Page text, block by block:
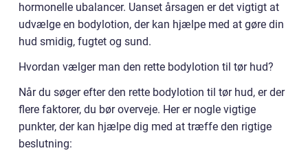
hormonelle ubalancer. Uanset årsagen er det vigtigt at
udvælge en bodylotion, der kan hjælpe med at gøre din
hud smidig, fugtet og sund.
Hvordan vælger man den rette bodylotion til tør hud?
Når du søger efter den rette bodylotion til tør hud, er der
flere faktorer, du bør overveje. Her er nogle vigtige
punkter, der kan hjælpe dig med at træffe den rigtige
beslutning: